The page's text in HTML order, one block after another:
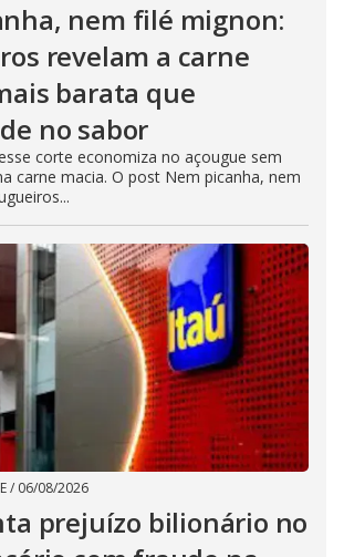
nem filé mignon:
revelam a carne
barata que
no sabor
corte economiza no açougue sem
carne macia. O post Nem picanha, nem
/ 06/08/2026
prejuízo bilionário no